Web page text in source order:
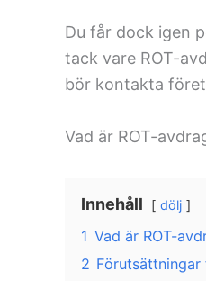
Du får dock igen
tack vare ROT-
bör kontakta
Vad är ROT-
Innehåll dölj
1 Vad är ROT-
2 Förutsättningar